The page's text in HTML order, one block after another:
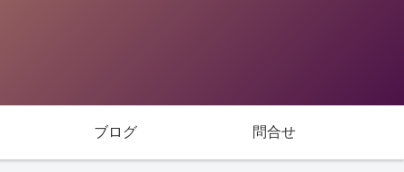
ブログ 問合せ